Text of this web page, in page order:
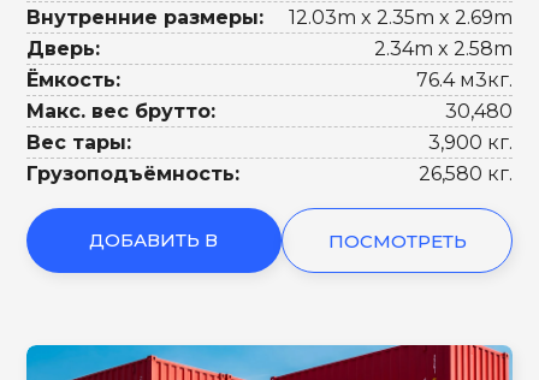
Внутренние размеры:
12.03m x 2.35m x 2.69m
Дверь:
2.34m x 2.58m
Ёмкость:
76.4 м3кг.
Макс. вес брутто:
30,480
Вес тары:
3,900 кг.
Грузоподъёмность:
26,580 кг.
ДОБАВИТЬ В ПОСМОТРЕТЬ